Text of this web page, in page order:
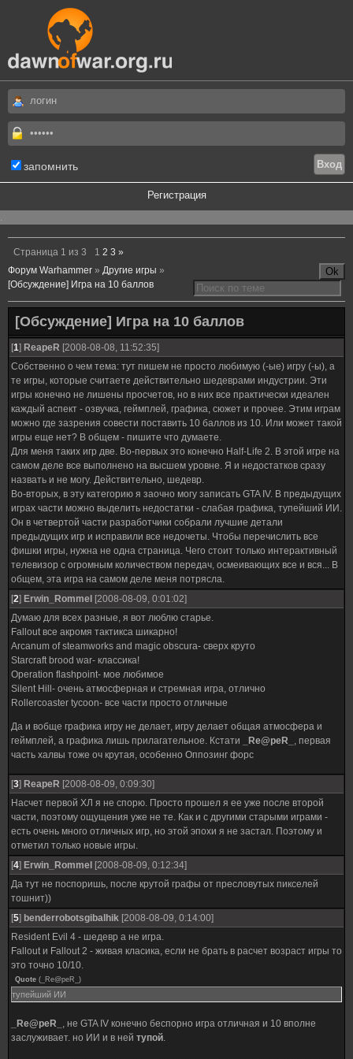
запомнить
Регистрация
.
Страница 1 из 3 1 2 3 »
Форум Warhammer » Другие игры »
[Обсуждение] Игра на 10 баллов
[Обсуждение] Игра на 10 баллов
[1] ReapeR [2008-08-08, 11:52:35]
Собственно о чем тема: тут пишем не просто любимую (-ые) игру (-ы), а
те игры, которые считаете действительно шедеврами индустрии. Эти
игры конечно не лишены просчетов, но в них все практически идеален
каждый аспект - озвучка, геймплей, графика, сюжет и прочее. Этим играм
можно где зазрения совести поставить 10 баллов из 10. Или может такой
игры еще нет? В общем - пишите что думаете.
Для меня таких игр две. Во-первых это конечно Half-Life 2. В этой игре на
самом деле все выполнено на высшем уровне. Я и недостатков сразу
назвать и не могу. Действительно, шедевр.
Во-вторых, в эту категорию я заочно могу записать GTA IV. В предыдущих
играх части можно выделить недостатки - слабая графика, тупейший ИИ.
Он в четвертой части разработчики собрали лучшие детали
предыдущих игр и исправили все недочеты. Чтобы перечислить все
фишки игры, нужна не одна страница. Чего стоит только интерактивный
телевизор с огромным количеством передач, осмеивающих все и вся... В
общем, эта игра на самом деле меня потрясла.
[2] Erwin_Rommel [2008-08-09, 0:01:02]
Думаю для всех разные, я вот люблю старье.
Fallout все акромя тактикса шикарно!
Arcanum of steamworks and magic obscura- сверх круто
Starcraft brood war- классика!
Operation flashpoint- мое любимое
Silent Hill- очень атмосферная и стремная игра, отлично
Rollercoaster tycoon- все части просто отличные
Да и вобще графика игру не делает, игру делает общая атмосфера и
геймплей, а графика лишь прилагательное. Кстати
_Re@peR_ , первая
часть халвы тоже оч крутая, особенно Оппозинг форс
[3] ReapeR [2008-08-09, 0:09:30]
Насчет первой ХЛ я не спорю. Просто прошел я ее уже после второй
части, поэтому ощущения уже не те. Как и с другими старыми играми -
есть очень много отличных игр, но этой эпохи я не застал. Поэтому и
отметил только новые игры.
[4] Erwin_Rommel [2008-08-09, 0:12:34]
Да тут не поспоришь, после крутой графы от пресловутых пикселей
тошнит))
[5] benderrobotsgibalhik [2008-08-09, 0:14:00]
Resident Evil 4 - шедевр а не игра.
Fallout и Fallout 2 - живая класика, если не брать в расчет возраст игры то
это точно 10/10.
Quote ( _Re@peR_ )
тупейший ИИ
_Re@peR_ , не GTA IV конечно беспорно игра отличная и 10 вполне
заслуживает. но ИИ и в ней тупой.